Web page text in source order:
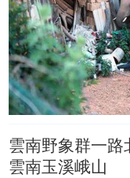
雲南野象群一路
雲南玉溪峨山